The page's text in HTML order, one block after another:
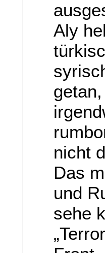
Aly
nicht
Das
und
sehe